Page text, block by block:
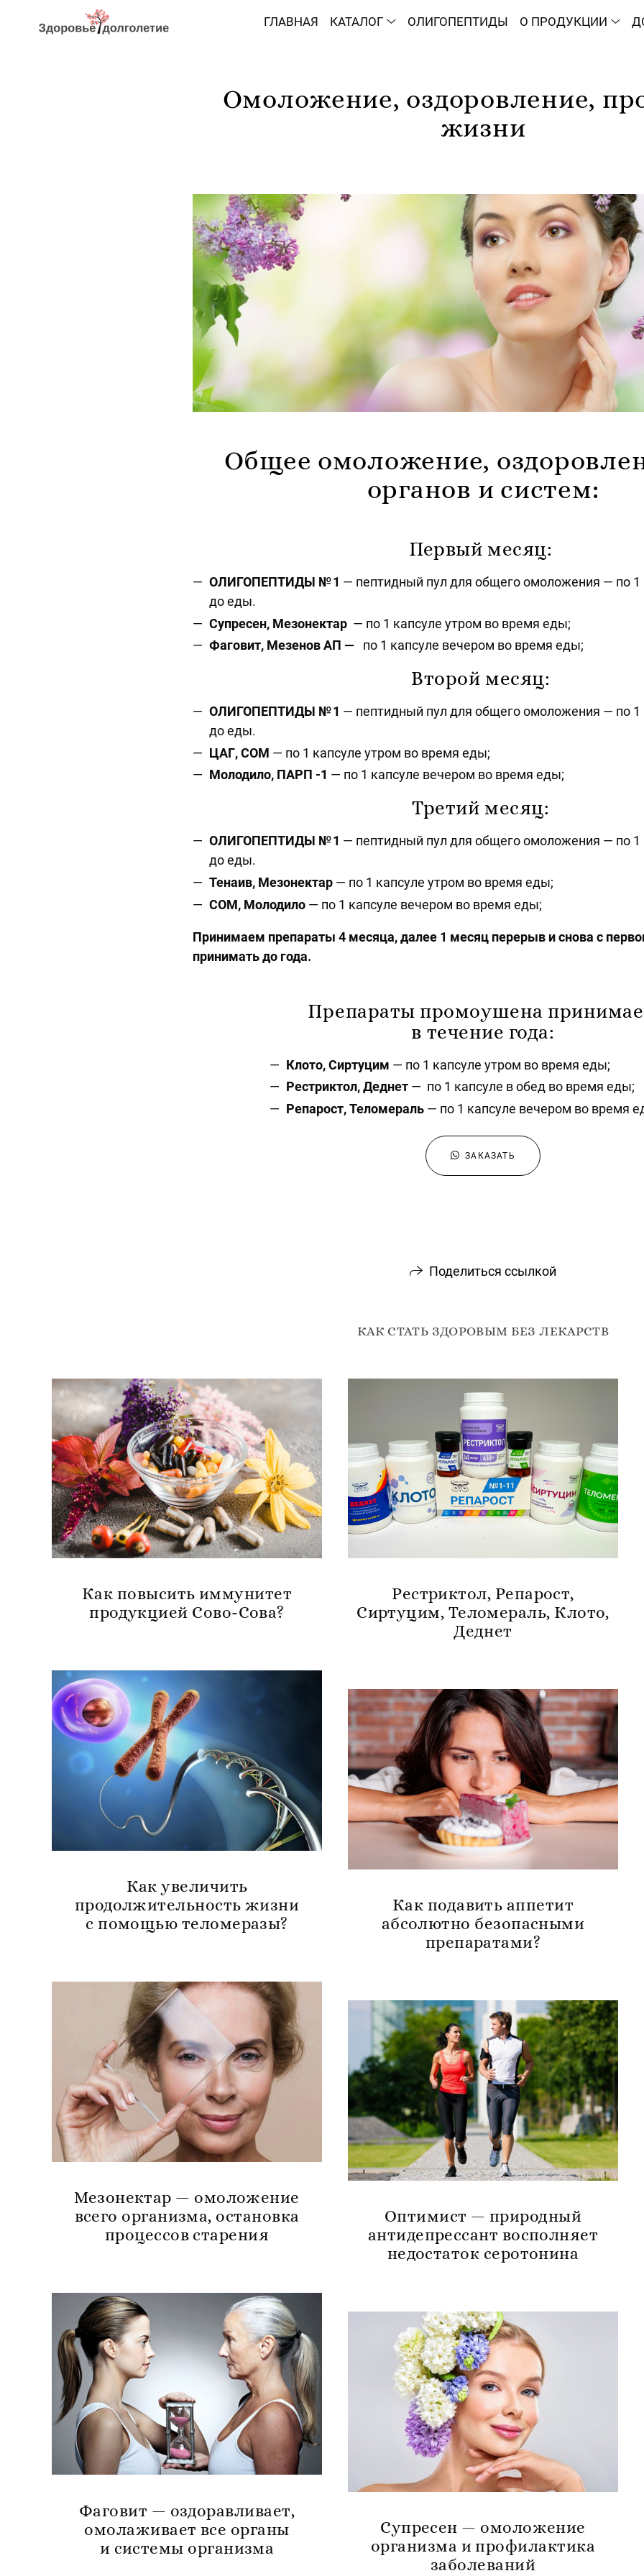
ГЛАВНАЯ КАТАЛОГ ОЛИГОПЕПТИДЫ О ПРОДУКЦИИ
Омоложение, оздоровление,
жизни
Общее омоложение,
органов и систем:
Первый месяц:
ОЛИГОПЕПТИДЫ № 1 — пептидный пул для общего омоложения — по 1
до еды.
Супресен, Мезонектар— по 1 капсуле утром во время еды;
Фаговит, Мезенов АП —
по 1 капсуле вечером во время еды;
Второй месяц:
ОЛИГОПЕПТИДЫ № 1 — пептидный пул для общего омоложения — по 1
до еды.
ЦАГ, СОМ — по 1 капсуле утром во время еды;
Молодило, ПАРП -1 — по 1 капсуле вечером во время еды;
Третий месяц:
ОЛИГОПЕПТИДЫ № 1 — пептидный пул для общего омоложения — по 1
до еды.
Тенаив, Мезонектар— по 1 капсуле утром во время еды;
СОМ, Молодило— по 1 капсуле вечером во время еды;
Принимаем препараты 4 месяца, далее 1 месяц перерыв и снова с
принимать до года.
Препараты промоушена
в течение года:
Клото, Сиртуцим — по 1 капсуле утром во время еды;
Рестриктол, Деднет— по 1 капсуле в обед во время еды;
Репарост, Теломераль— по 1 капсуле вечером во время
ЗАКАЗАТЬ
Поделиться ссылкой
КАК СТАТЬ ЗДОРОВЫМ БЕЗ ЛЕКАРСТВ
Как повысить иммунитет
продукцией Сово-Сова?
Рестриктол, Репарост,
Сиртуцим, Теломераль, Клото,
Деднет
Как увеличить
продолжительность жизни
с помощью теломеразы?
Как подавить аппетит
абсолютно безопасными
препаратами?
Мезонектар — омоложение
всего организма, остановка
процессов старения
Оптимист — природный
антидепрессант восполняет
недостаток серотонина
Фаговит — оздоравливает,
омолаживает все органы
и системы организма
Супресен — омоложение
организма и профилактика
заболеваний